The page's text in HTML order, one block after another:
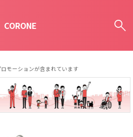
CORONE
モーションが含まれています